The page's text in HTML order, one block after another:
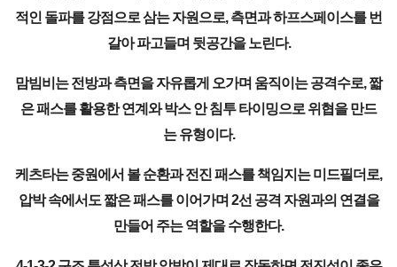
적인 돌파를 강점으로 삼는 자원으로, 측면과 하프스페이스를 번
갈아 파고들며 뒷공간을 노린다.
맘빔비는 전방과 측면을 자유롭게 오가며 움직이는 공격수로, 짧
은 패스를 활용한 연계와 박스 안 침투 타이밍으로 위협을 만드
는 유형이다.
케츠타는 중원에서 볼 순환과 전진 패스를 책임지는 미드필더로,
압박 속에서도 짧은 패스를 이어가며 2선 공격 자원과의 연결을
만들어 주는 역할을 수행한다.